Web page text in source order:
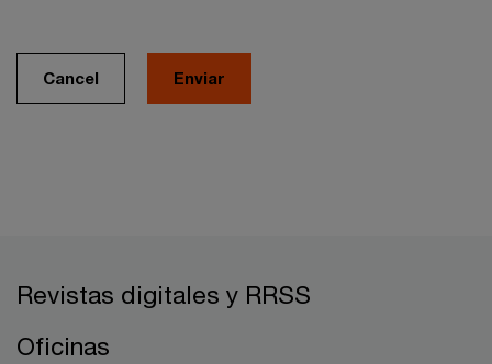
Cancel
Revistas digitales y RRSS
Oficinas